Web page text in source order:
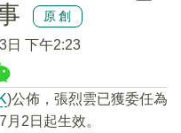
原創
日 下午2:23
)公佈，張烈雲已獲委任為
2日起生效。